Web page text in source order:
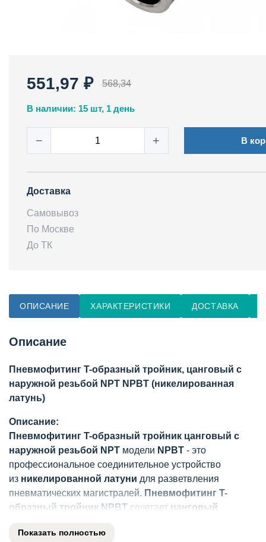
551,97 ₽ 568,34
В наличии: 15 шт, 1 день
− + В
Доставка
Самовывоз
По Москве
До ТК
ОПИСАНИЕ ХАРАКТЕРИСТИКИ ДОСТАВКА
Описание
Пневмофитинг T-образный тройник, цанговый с
наружной резьбой NPT NPBT (никелированная
латунь)
Описание:
Пневмофитинг T-образный тройник цанговый с
наружной резьбой NPT модели NPBT - это
профессиональное соединительное устройство
из никелированной латуни для разветвления
пневматических магистралей. Пневмофитинг T-
образный тройник NPBT сочетает цанговый
NPT, обеспечивая надежное трехстороннее
Показать полностью